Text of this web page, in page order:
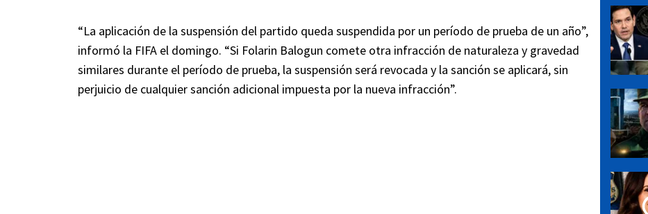
“La aplicación de la suspensión del partido queda suspendida por un período de prueba de un año”,
informó la FIFA el domingo. “Si Folarin Balogun comete otra infracción de naturaleza y gravedad
similares durante el período de prueba, la suspensión será revocada y la sanción se aplicará, sin
perjuicio de cualquier sanción adicional impuesta por la nueva infracción”.